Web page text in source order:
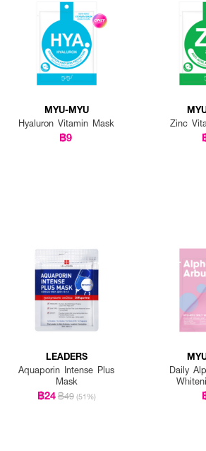
MYU-MYU
Hyaluron Vitamin Mask
฿9
Zinc
LEADERS
Aquaporin Intense Plus
Mask
฿24฿49 (51%)
Daily